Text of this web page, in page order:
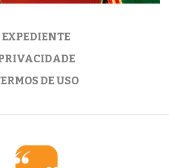
EXPEDIENTE
DE USO